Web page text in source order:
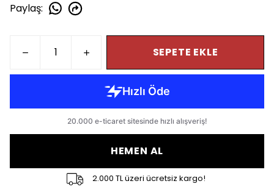
Paylaş:
SEPETE EKLE
HEMEN AL
2.000 TL üzeri ücretsiz kargo!